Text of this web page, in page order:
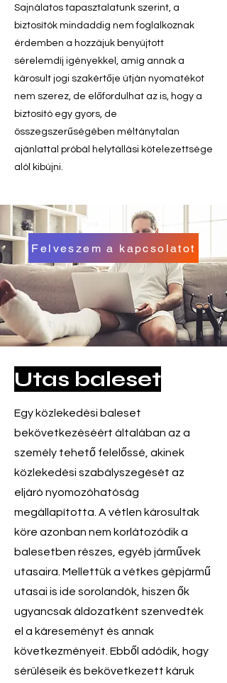
Sajnálatos tapasztalatunk szerint, a
biztosítók mindaddig nem foglalkoznak
érdemben a hozzájuk benyújtott
sérelemdíj igényekkel, amíg annak a
károsult jogi szakértője útján nyomatékot
nem szerez, de előfordulhat az is, hogy a
biztosító egy gyors, de
összegszerűségében méltánytalan
ajánlattal próbál helytállási kötelezettsége
alól kibújni.
Felveszem a kapcsolatot
Utas baleset
Egy közlekedési baleset
bekövetkezéséért általában az a
személy tehető felelőssé, akinek
közlekedési szabályszegését az
eljáró nyomozóhatóság
megállapította. A vétlen károsultak
köre azonban nem korlátozódik a
balesetben részes, egyéb járművek
utasaira. Mellettük a vétkes gépjármű
utasai is ide sorolandók, hiszen ők
ugyancsak áldozatként szenvedték
el a káreseményt és annak
következményeit. Ebből adódik, hogy
sérüléseik és bekövetkezett káruk